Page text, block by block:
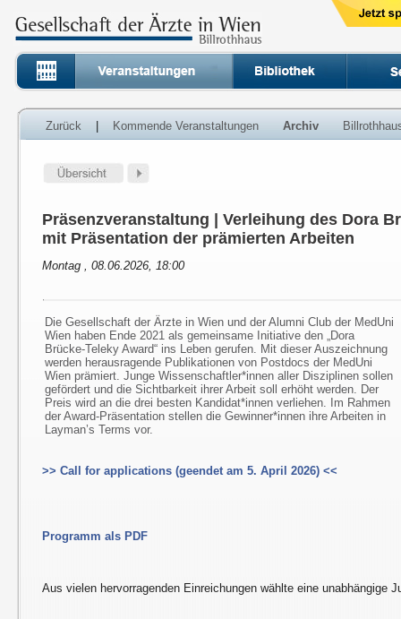
Zurück Kommende Veranstaltungen Archiv
Präsenzveranstaltung | Verleihung des Dora
mit Präsentation der prämierten Arbeiten
Montag , 08.06.2026, 18:00
Die Gesellschaft der Ärzte in Wien und der Alumni Club der MedUni
Wien haben Ende 2021 als gemeinsame Initiative den „Dora
Brücke-Teleky Award“ ins Leben gerufen. Mit dieser Auszeichnung
werden herausragende Publikationen von Postdocs der MedUni
Wien prämiert. Junge Wissenschaftler*innen aller Disziplinen sollen
gefördert und die Sichtbarkeit ihrer Arbeit soll erhöht werden. Der
Preis wird an die drei besten Kandidat*innen verliehen. Im Rahmen
der Award-Präsentation stellen die Gewinner*innen ihre Arbeiten in
Layman’s Terms vor.
>> Call for applications (geendet am 5. April 2026) <<
Programm als PDF
Aus vielen hervorragenden Einreichungen wählte eine unabhängige